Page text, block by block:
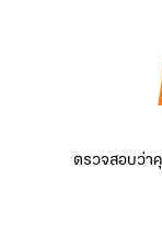
ตรวจสอบว่า